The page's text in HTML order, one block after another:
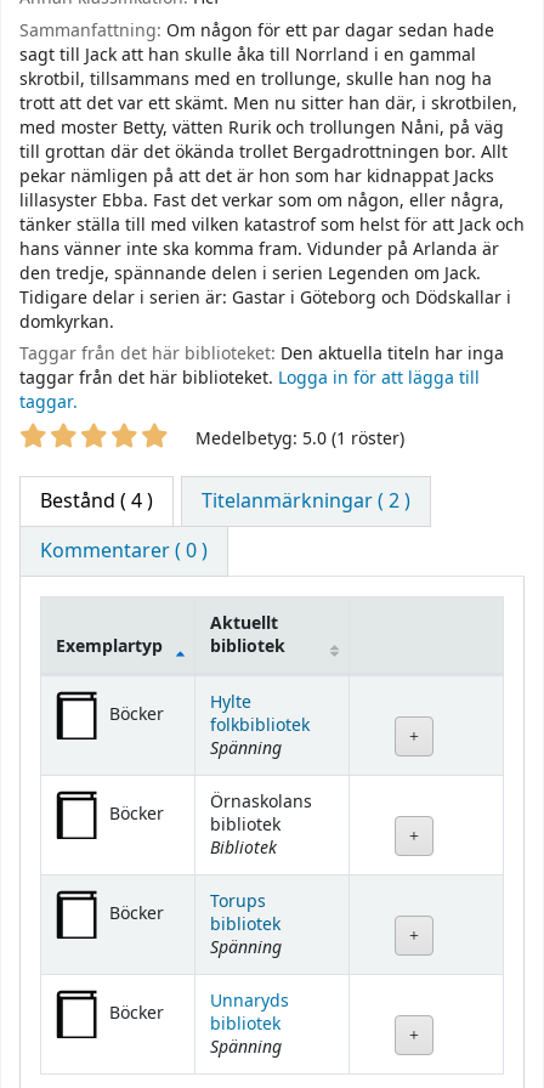
Sammanfattning: Om någon för ett par dagar sedan hade
sagt till Jack att han skulle åka till Norrland i en gammal
skrotbil, tillsammans med en trollunge, skulle han nog ha
trott att det var ett skämt. Men nu sitter han där, i skrotbilen,
med moster Betty, vätten Rurik och trollungen Nåni, på väg
till grottan där det ökända trollet Bergadrottningen bor. Allt
pekar nämligen på att det är hon som har kidnappat Jacks
lillasyster Ebba. Fast det verkar som om någon, eller några,
tänker ställa till med vilken katastrof som helst för att Jack och
hans vänner inte ska komma fram. Vidunder på Arlanda är
den tredje, spännande delen i serien Legenden om Jack.
Tidigare delar i serien är: Gastar i Göteborg och Dödskallar i
domkyrkan.
Taggar från det här biblioteket: Den aktuella titeln har inga
taggar från det här biblioteket. Logga in för att lägga till
taggar.
Betyg Medelbetyg: 5.0 (1 röster)
Bestånd ( 4 )
Titelanmärkningar ( 2 )
Kommentarer ( 0 )
Bestånd
Exemplartyp
Aktuellt
bibliotek
Böcker
Hylte
folkbibliotek
Spänning
Böcker
Örnaskolans
bibliotek
Bibliotek
Böcker
Torups
bibliotek
Spänning
Böcker
Unnaryds
bibliotek
Spänning